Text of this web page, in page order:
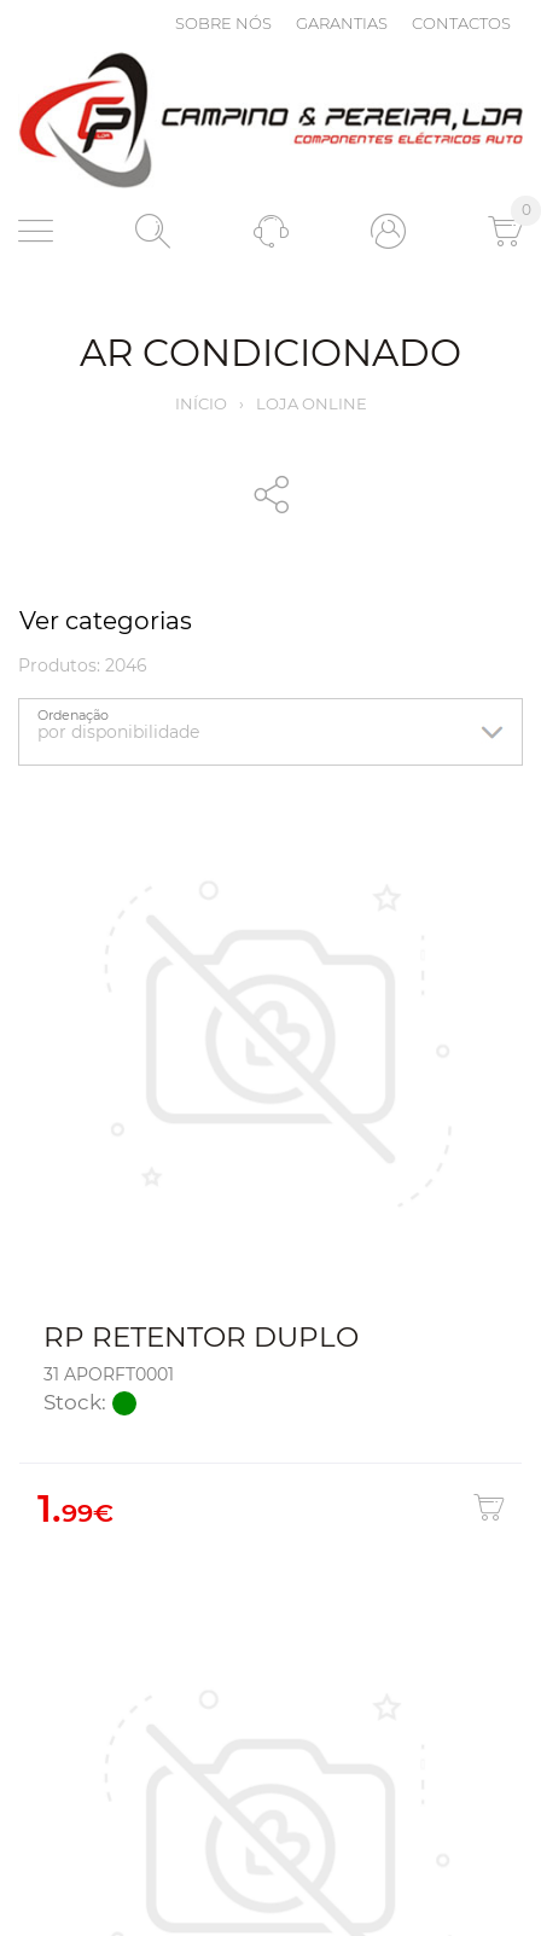
SOBRE NÓS GARANTIAS CONTACTOS
0
AR CONDICIONADO
INÍCIO › LOJA ONLINE
Ver categorias
Produtos: 2046
Ordenação
RP RETENTOR DUPLO
31 APORFT0001
Stock:
1.99€